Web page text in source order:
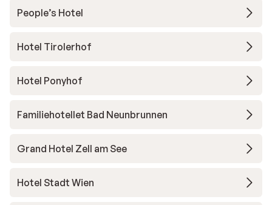
People’s Hotel
Hotel Tirolerhof
Hotel Ponyhof
Familiehotellet Bad Neunbrunnen
Grand Hotel Zell am See
Hotel Stadt Wien